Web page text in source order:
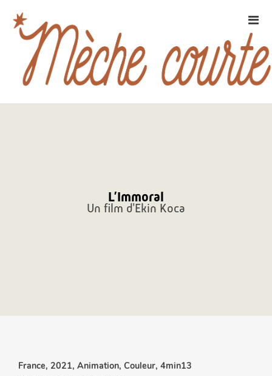
L’Immoral
Un film d'Ekin Koca
France, 2021, Animation, Couleur, 4min13